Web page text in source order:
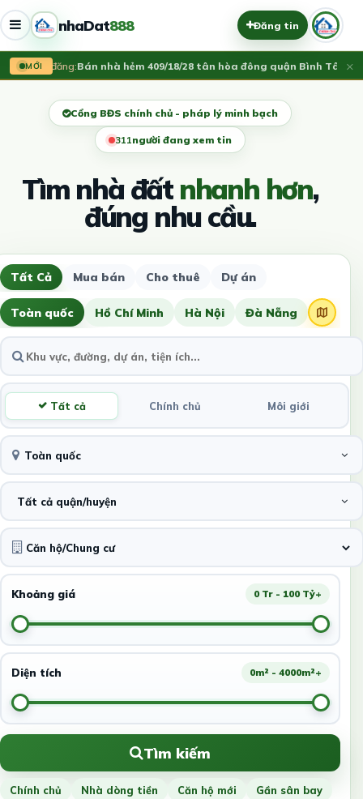
nhaDat888 Đăng tin
MỚI
Vừa đăng:Bán nhà hẻm 409/18/28 tân hòa đông quận Bình Tân3.75
×
Cổng BĐS chính chủ - pháp lý minh bạch
310người đang xem tin
Tìm nhà đấtnhanh hơn,
đúng nhu cầu.
Tất Cả Mua bán Cho thuê Dự án
Toàn quốc Hồ Chí Minh Hà Nội Đà Nẵng
Tất cả Chính chủ Môi giới
Toàn quốc
Tất cả quận/huyện
Khoảng giá 0 Tr - 100 Tỷ+
Diện tích 0m² - 4000m²+
Tìm kiếm
Chính chủ Nhà dòng tiền Căn hộ mới
Gần sân bay